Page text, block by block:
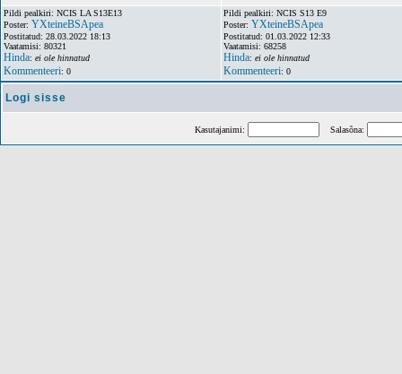
Pildi pealkiri: NCIS LA S13E13
Poster: YXteineBSApea
Postitatud: 28.03.2022 18:13
Vaatamisi: 80321
Hinda: ei ole hinnatud
Kommenteeri: 0
Pildi pealkiri: NCIS S13 E9
Poster: YXteineBSApea
Postitatud: 01.03.2022 12:33
Vaatamisi: 68258
Hinda: ei ole hinnatud
Kommenteeri: 0
Logi sisse
Kasutajanimi: Salasõna: